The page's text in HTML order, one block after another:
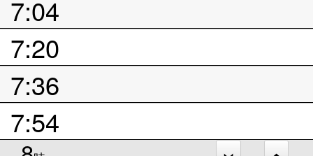
7:04
7:20
7:36
7:54